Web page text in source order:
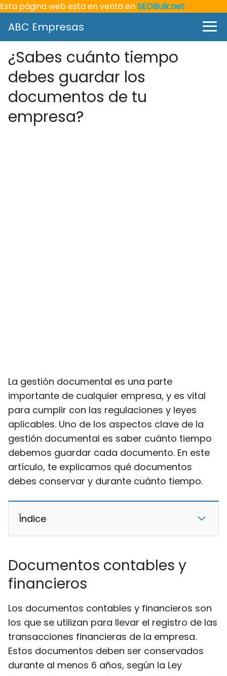
Esta página web esta en venta enSEOBulk.net
ABC Empresas
¿Sabes cuánto tiempo
debes guardar los
documentos de tu
empresa?
La gestión documental es una parte
importante de cualquier empresa, y es vital
para cumplir con las regulaciones y leyes
aplicables. Uno de los aspectos clave de la
gestión documental es saber cuánto tiempo
debemos guardar cada documento. En este
artículo, te explicamos qué documentos
debes conservar y durante cuánto tiempo.
Índice
Documentos contables y
financieros
Los documentos contables y financieros son
los que se utilizan para llevar el registro de las
transacciones financieras de la empresa.
Estos documentos deben ser conservados
durante al menos 6 años, según la Ley